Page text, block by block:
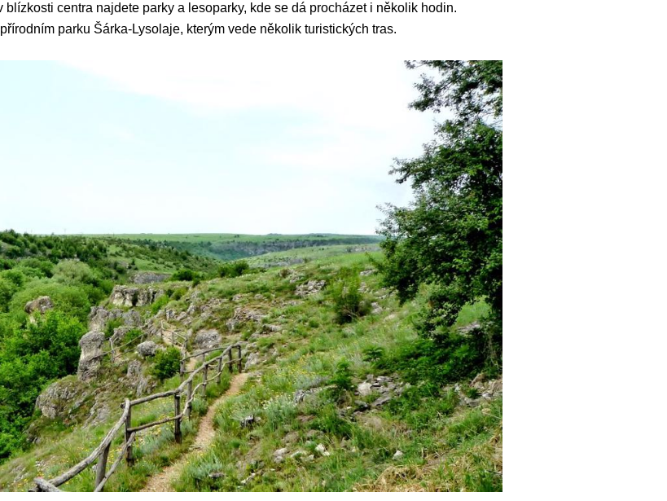
centra najdete parky a lesoparky, kde se dá procházet i několik hodin.
parku Šárka-Lysolaje, kterým vede několik turistických tras.